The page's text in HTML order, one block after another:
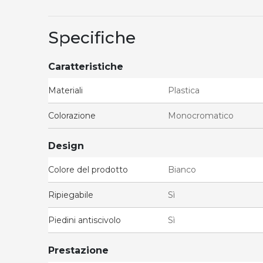
Specifiche
Caratteristiche
Materiali Plastica
Colorazione Monocromatico
Design
Colore del prodotto Bianco
Ripiegabile Sì
Piedini antiscivolo Sì
Prestazione